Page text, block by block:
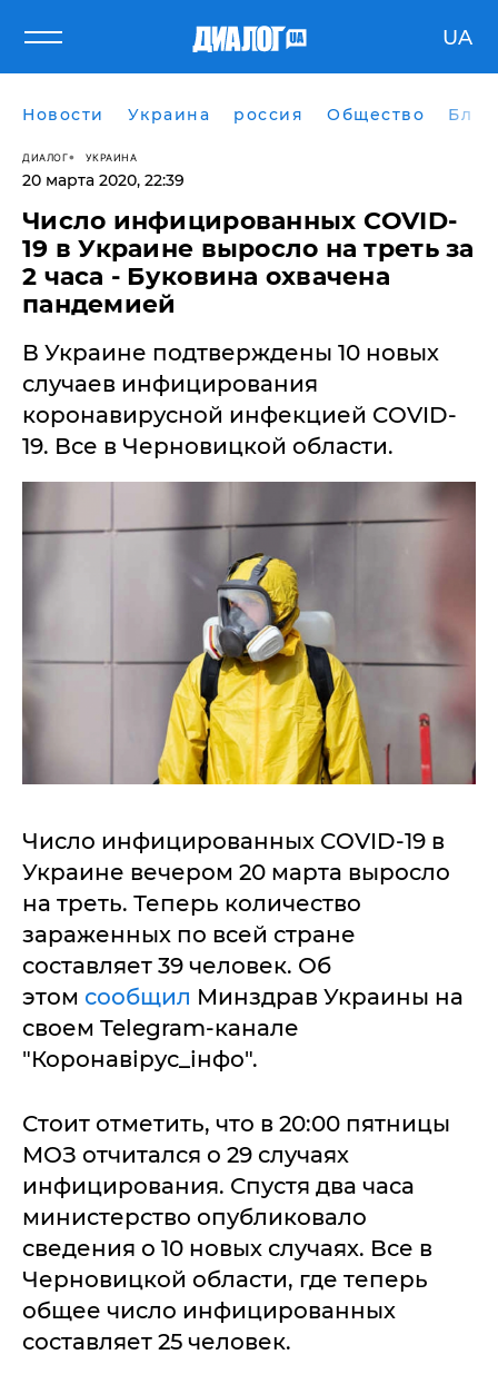
UA
Новости Украина россия Общество
ДИАЛОГ УКРАИНА
20 марта 2020, 22:39
​Число инфицированных COVID-
19 в Украине выросло на треть за
2 часа - Буковина охвачена
пандемией
В Украине подтверждены 10 новых
случаев инфицирования
коронавирусной инфекцией COVID-
19. Все в Черновицкой области.
Число инфицированных COVID-19 в
Украине вечером 20 марта выросло
на треть. Теперь количество
зараженных по всей стране
составляет 39 человек. Об
этом сообщил Минздрав Украины на
своем Telegram-канале
"Коронавірус_інфо".
Стоит отметить, что в 20:00 пятницы
МОЗ отчитался о 29 случаях
инфицирования. Спустя два часа
министерство опубликовало
сведения о 10 новых случаях. Все в
Черновицкой области, где теперь
общее число инфицированных
составляет 25 человек.